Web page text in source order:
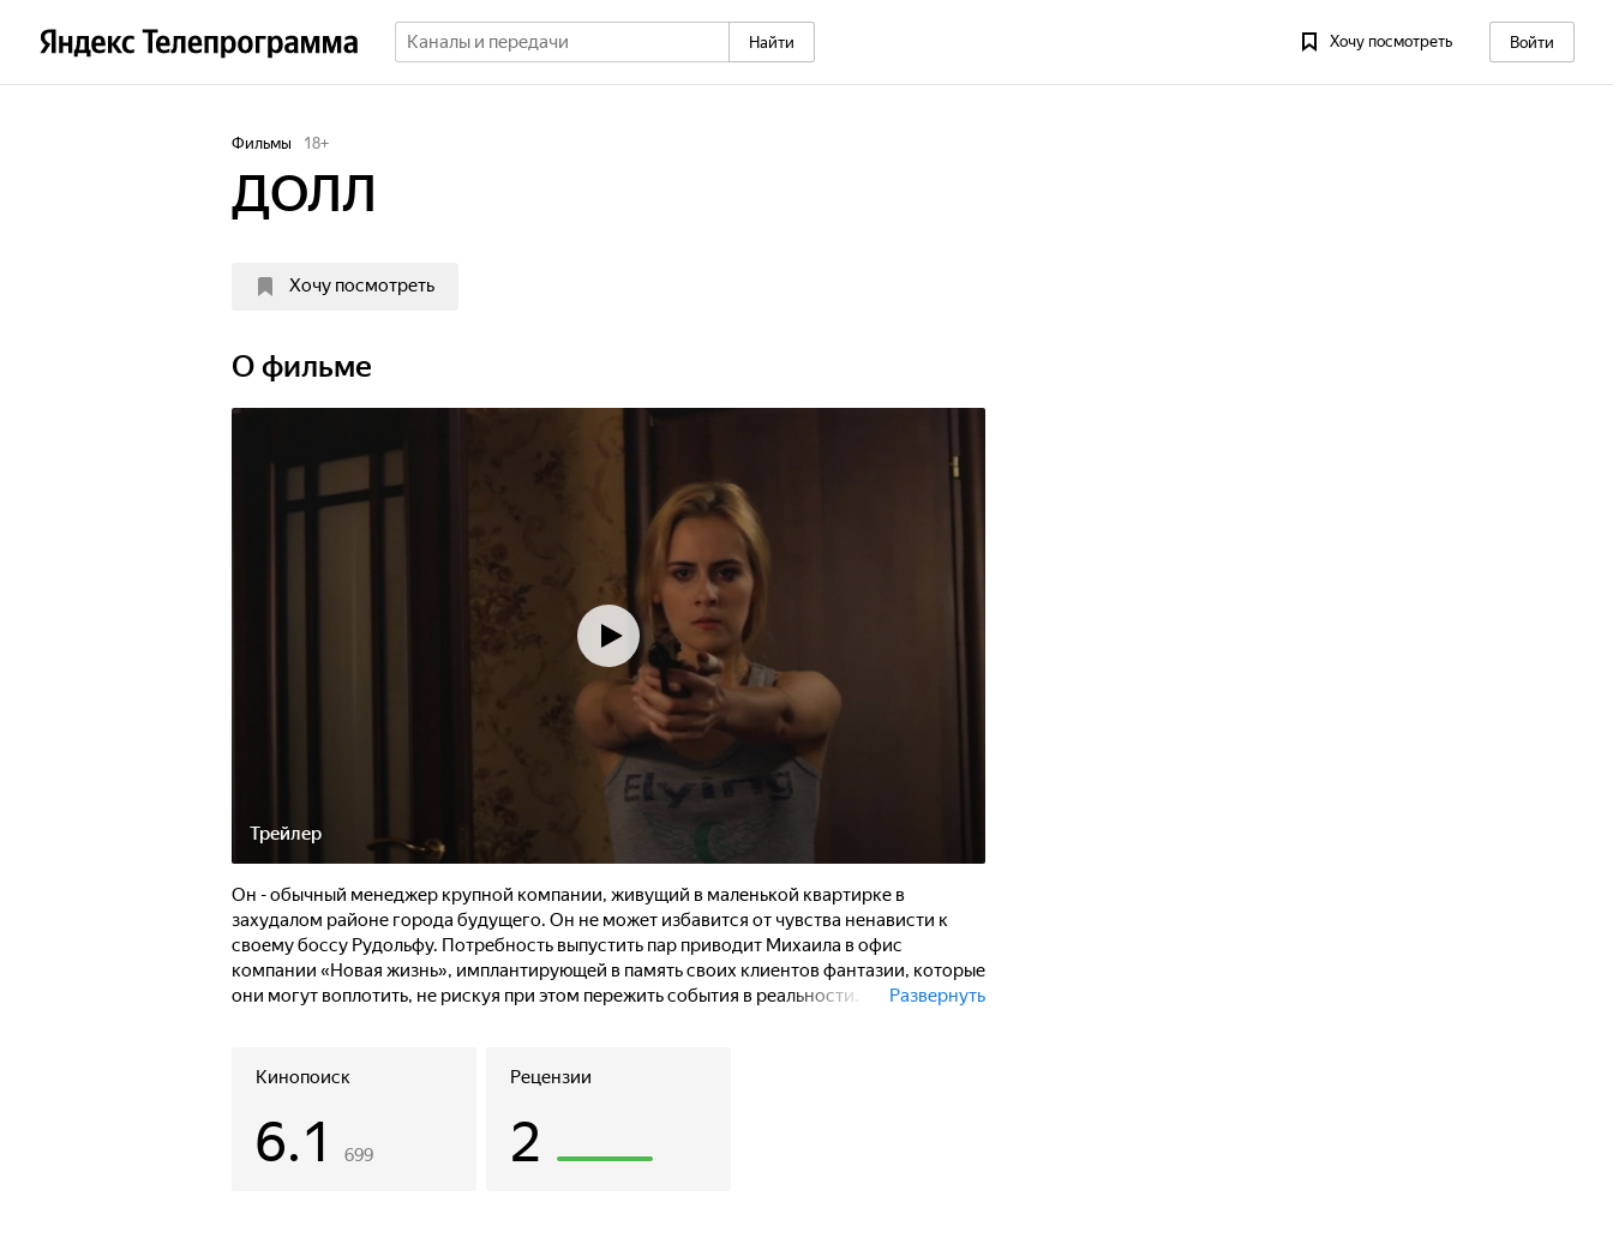
Найти Хочу посмотреть Войти
Фильмы 18+
ДОЛЛ
Хочу посмотреть
О фильме
Трейлер
Он - обычный менеджер крупной компании, живущий в маленькой квартирке в
захудалом районе города будущего. Он не может избавится от чувства ненависти к
своему боссу Рудольфу. Потребность выпустить пар приводит Михаила в офис
компании «Новая жизнь», имплантирующей в память своих клиентов фантазии, которые
они могут воплотить, не рискуя при этом пережить события в реальности.
красавица Виктория. Забыв о контракте и его правилах, Михаил совершает
время назад?
Развернуть
Кинопоиск
6.1 699
Рецензии
2